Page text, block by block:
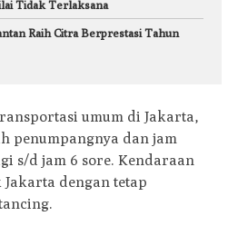
Tidak Terlaksana
Raih Citra Berprestasi Tahun
umum di Jakarta,
penumpangnya dan jam
s/d jam 6 sore. Kendaraan
dengan tetap